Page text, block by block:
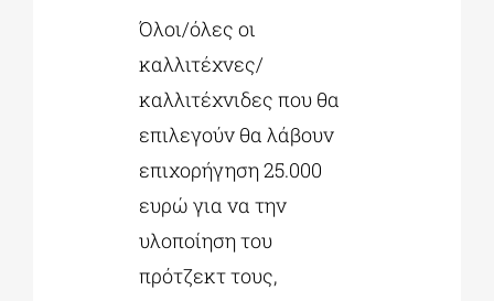
Όλοι/όλες οι
καλλιτέχνες/
καλλιτέχνιδες που θα
επιλεγούν θα λάβουν
επιχορήγηση 25.000
ευρώ για να την
υλοποίηση του
πρότζεκτ τους,